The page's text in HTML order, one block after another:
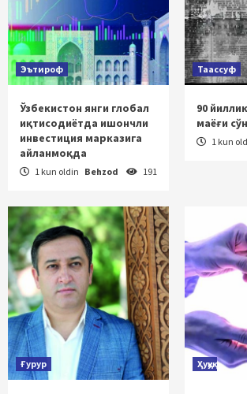
Эътироф
Ўзбекистон янги глобал
иқтисодиётда ишончли
инвестиция марказига
айланмоқда
1 kun oldin Behzod 191
Таассуф
90
маёғи
1 kun
Ғурур Ҳуқуқ